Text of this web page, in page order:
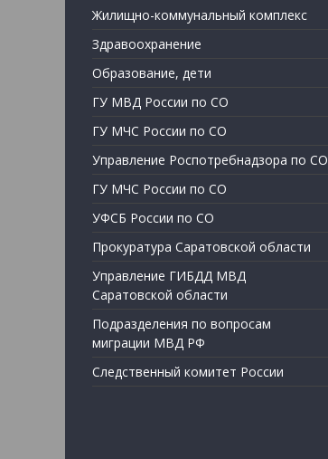
Жилищно-коммунальный комплекс
Здравоохранение
Образование, дети
ГУ МВД России по СО
ГУ МЧС России по СО
Управление Роспотребнадзора по СО
ГУ МЧС России по СО
УФСБ России по СО
Прокуратура Саратовской области
Управление ГИБДД МВД
Саратовской области
Подразделения по вопросам
миграции МВД РФ
Следственный комитет России